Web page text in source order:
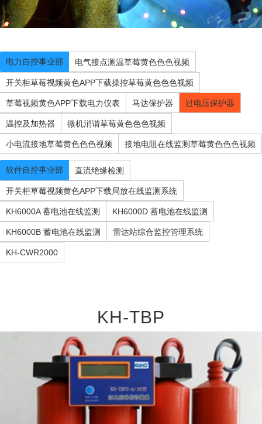
电力自控事业部 电气接点测温草莓黄色色色视频
开关柜草莓视频黄色APP下载操控草莓黄色色色视频
草莓视频黄色APP下载电力仪表 马达保护器 过电压保护器
温控及加热器 微机消谐草莓黄色色色视频
小电流接地草莓黄色色色视频 接地电阻在线监测草莓黄色色色视频
软件自控事业部 直流绝缘检测
开关柜草莓视频黄色APP下载局放在线监测系统
KH6000A 蓄电池在线监测 KH6000D 蓄电池在线监测
KH6000B 蓄电池在线监测 雷达站综合监控管理系统
KH-CWR2000
KH-TBP